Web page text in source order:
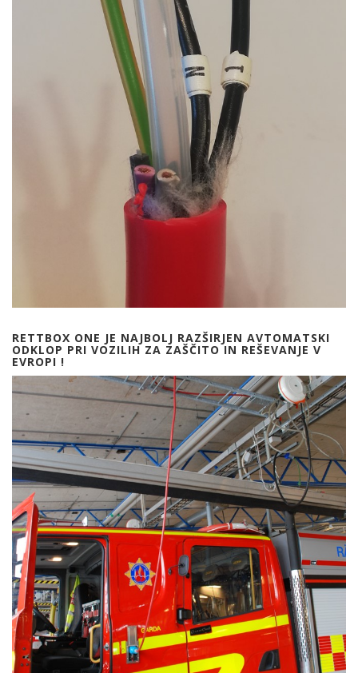
RETTBOX ONE JE NAJBOLJ RAZŠIRJEN AVTOMATSKI
ODKLOP PRI VOZILIH ZA ZAŠČITO IN REŠEVANJE V
EVROPI !